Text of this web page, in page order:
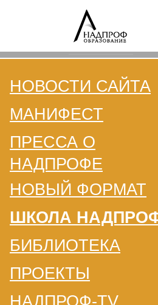
НОВОСТИ САЙТА
МАНИФЕСТ
ПРЕССА О
НАДПРОФЕ
НОВЫЙ ФОРМАТ
ШКОЛА
БИБЛИОТЕКА
ПРОЕКТЫ
НАДПРОФ-TV